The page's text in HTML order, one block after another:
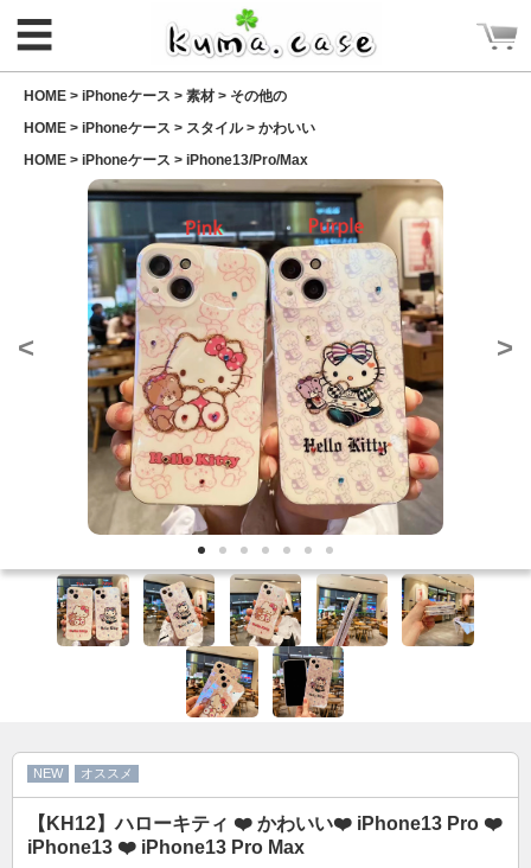
ログイン
新規会員登録
CATEGORY
ホーム
Rakuma iPhone ケース
Rakuma 高品質 財布
iPhoneケース
AirPodsケース
ケースDIY
FOLLOW US
Web: https://www.kumacase.jp
☰
HOME > iPhoneケース > 素材 > その他の
HOME > iPhoneケース > スタイル> かわいい
HOME > iPhoneケース > iPhone13/Pro/Max
< >
NEW オススメ
【KH12】ハローキティ ❤️ かわいい❤️ iPhone13 Pro ❤️
iPhone13 ❤️ iPhone13 Pro Max